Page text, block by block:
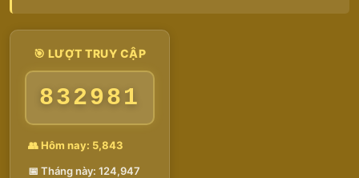
🎯 LƯỢT TRUY CẬP
832981
👥 Hôm nay: 5,843
📅 Tháng này: 124,947